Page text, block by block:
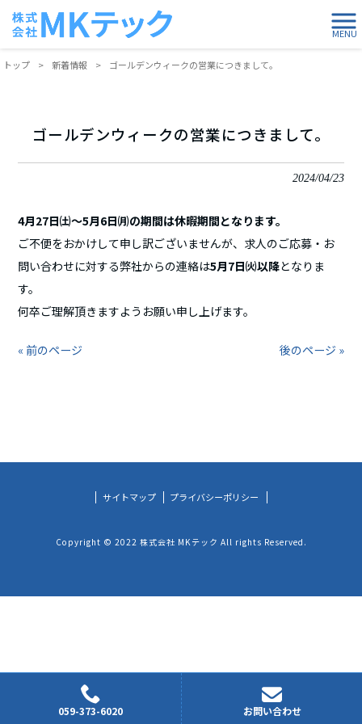
MENU
トップ > 新着情報 > ゴールデンウィークの営業につきまして。
ゴールデンウィークの営業につきまして。
2024/04/23
4月27日㈯～5月6日㈪の期間は休暇期間となります。
ご不便をおかけして申し訳ございませんが、求人のご応募・お
問い合わせに対する弊社からの連絡は5月7日㈫以降となりま
す。
何卒ご理解頂きますようお願い申し上げます。
« 前のページ 後のページ »
サイトマップ プライバシーポリシー
Copyright © 2022 株式会社 MKテック All rights Reserved.
059-373-6020 お問い合わせ